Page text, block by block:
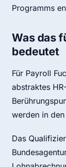
Programms
Was das
bedeutet
Für Payroll
abstraktes
werden in
Das